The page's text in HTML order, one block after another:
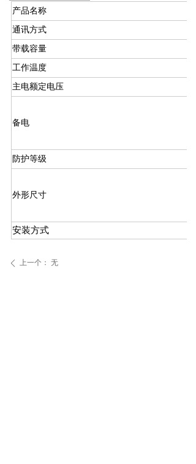
产品名称
通讯方式
带载容量
工作温度
主电额定电压
备电
防护等级
外形尺寸
安装方式
ꄴ 上一个： 无